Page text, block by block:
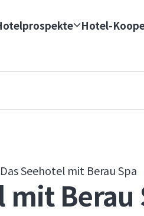
Hotel-
Das Seehotel mit Berau Spa
mit Berau